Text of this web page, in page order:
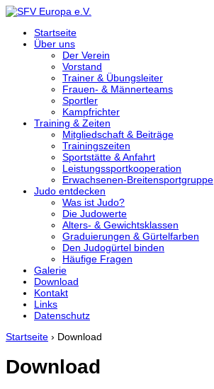
Startseite
Über uns
Der Verein
Vorstand
Trainer & Übungsleiter
Frauen- & Männerteams
Sportler
Kampfrichter
Training & Zeiten
Mitgliedschaft & Beiträge
Trainingszeiten
Sportstätte & Anfahrt
Leistungssportkooperation
Erwachsenen-Breitensportgruppe
Judo entdecken
Was ist Judo?
Die Judowerte
Alters- & Gewichtsklassen
Graduierungen & Gürtelfarben
Den Judogürtel binden
Häufige Fragen
Galerie
Download
Kontakt
Links
Datenschutz
Startseite › Download
Download